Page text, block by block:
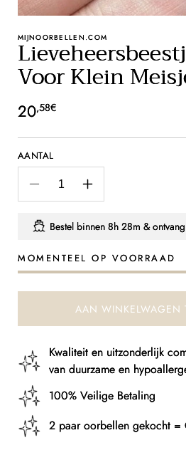
MIJNOORBELLEN.COM
Voor Klein
Normale
prijs
20,58€
AANTAL
Aantal
verlagen
voor
Lieveheersbeestje
Voor
Meisje
Aantal
verhogen
voor
Lieveheersbeestje
Voor
Meisje
Bestel binnen 8h 28m &
MOMENTEEL OP VOORRAAD
AAN WINKELWAGEN
Kwaliteit en uitzonderlijk
van duurzame en
100% Veilige Betaling
2 paar oorbellen gekocht =